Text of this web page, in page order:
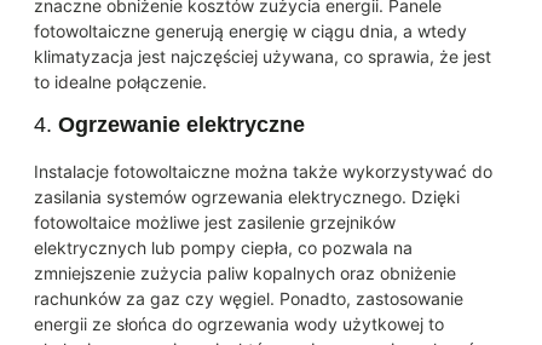
znaczne obniżenie kosztów zużycia energii. Panele
fotowoltaiczne generują energię w ciągu dnia, a wtedy
klimatyzacja jest najczęściej używana, co sprawia, że jest
to idealne połączenie.
4. Ogrzewanie elektryczne
Instalacje fotowoltaiczne można także wykorzystywać do
zasilania systemów ogrzewania elektrycznego. Dzięki
fotowoltaice możliwe jest zasilenie grzejników
elektrycznych lub pompy ciepła, co pozwala na
zmniejszenie zużycia paliw kopalnych oraz obniżenie
rachunków za gaz czy węgiel. Ponadto, zastosowanie
energii ze słońca do ogrzewania wody użytkowej to